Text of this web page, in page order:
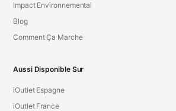
Impact Environnemental
Blog
Comment Ça Marche
Aussi Disponible Sur
iOutlet Espagne
iOutlet France